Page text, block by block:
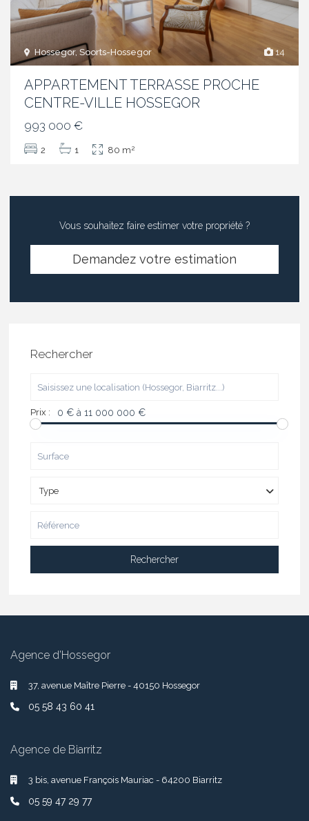
14
Hossegor, Soorts-Hossegor
APPARTEMENT TERRASSE PROCHE
CENTRE-VILLE HOSSEGOR
993 000 €
2 1 80 m2
Vous souhaitez faire estimer votre propriété ?
Demandez votre estimation
Rechercher
Prix : 0 € à 11 000 000 €
Type
Rechercher
Agence d’Hossegor
37, avenue Maître Pierre - 40150 Hossegor
05 58 43 60 41
Agence de Biarritz
3 bis, avenue François Mauriac - 64200 Biarritz
05 59 47 29 77